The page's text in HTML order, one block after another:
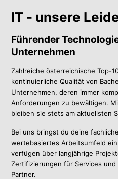
IT - unsere
Führender
Unternehmen
Zahlreiche österreichische Top-
kontinuierliche Qualität von
Unternehmen, deren immer
Anforderungen zu bewältigen.
bleiben sie stets am aktuellsten
Bei uns bringst du deine
wertebasiertes Arbeitsumfeld
verfügen über langjährige
Zertifizierungen für Services und
Partner.